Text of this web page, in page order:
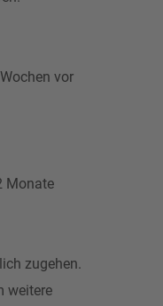
vor
Monate
zugehen.
weitere